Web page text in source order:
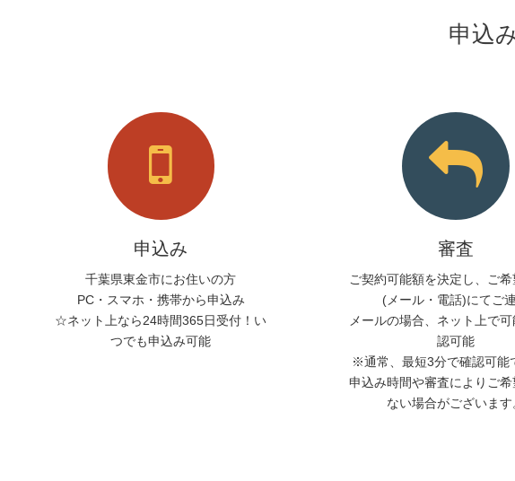
申込
申込み
千葉県東金市にお住いの方
PC・スマホ・携帯から申込み
☆ネット上なら24時間365日受付！い
つでも申込み可能
審査
ご契約可能額を決定し、ご
(メール・電話)にてご
メールの場合、ネット上で
認可能
※通常、最短3分で確認可能
申込み時間や審査によりご希
ない場合がございます